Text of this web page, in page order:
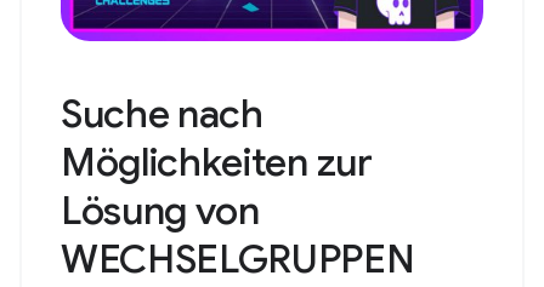
Suche nach
Möglichkeiten zur
Lösung von
WECHSELGRUPPEN